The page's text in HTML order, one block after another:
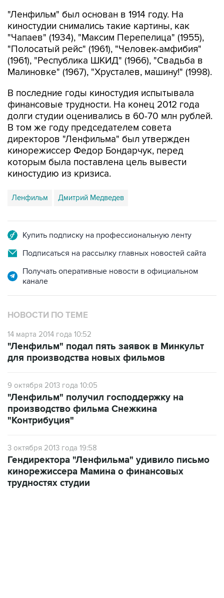
"Ленфильм" был основан в 1914 году. На
киностудии снимались такие картины, как
"Чапаев" (1934), "Максим Перепелица" (1955),
"Полосатый рейс" (1961), "Человек-амфибия"
(1961), "Республика ШКИД" (1966), "Свадьба в
Малиновке" (1967), "Хрусталев, машину!" (1998).
В последние годы киностудия испытывала
финансовые трудности. На конец 2012 года
долги студии оценивались в 60-70 млн рублей.
В том же году председателем совета
директоров "Ленфильма" был утвержден
кинорежиссер Федор Бондарчук, перед
которым была поставлена цель вывести
киностудию из кризиса.
Ленфильм Дмитрий Медведев
Купить подписку на профессиональную ленту
Подписаться на рассылку главных новостей сайта
Получать оперативные новости в официальном
канале
НОВОСТИ ПО ТЕМЕ
14 марта 2014 года 10:52
"Ленфильм" подал пять заявок в Минкульт
для производства новых фильмов
9 октября 2013 года 10:05
"Ленфильм" получил господдержку на
производство фильма Снежкина
"Контрибуция"
3 октября 2013 года 19:58
Гендиректора "Ленфильма" удивило письмо
кинорежиссера Мамина о финансовых
трудностях студии